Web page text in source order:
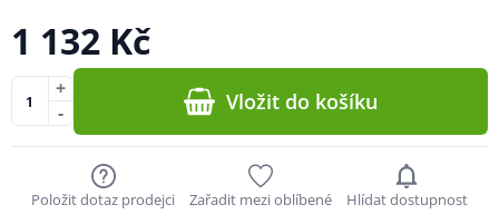
1 132 Kč
-
+ Vložit do košíku
Položit dotaz prodejci Zařadit mezi oblíbené Hlídat dostupnost